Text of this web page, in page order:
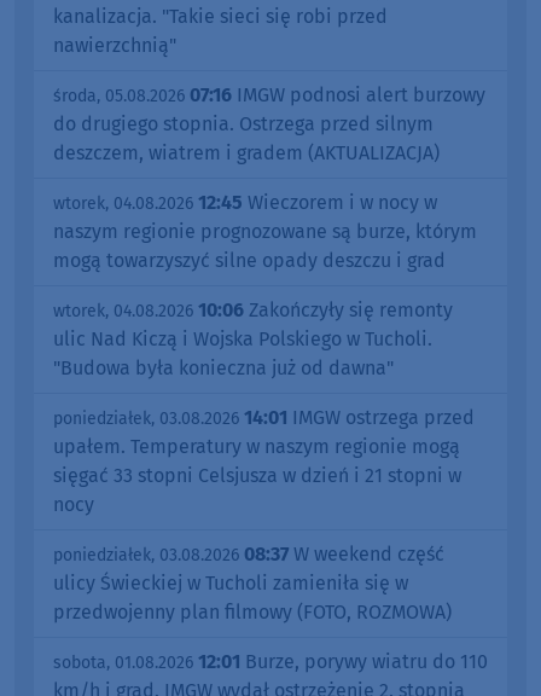
kanalizacja. "Takie sieci się robi przed
nawierzchnią"
środa, 05.08.2026 07:16 IMGW podnosi alert burzowy
do drugiego stopnia. Ostrzega przed silnym
deszczem, wiatrem i gradem (AKTUALIZACJA)
wtorek, 04.08.2026 12:45 Wieczorem i w nocy w
naszym regionie prognozowane są burze, którym
mogą towarzyszyć silne opady deszczu i grad
wtorek, 04.08.2026 10:06 Zakończyły się remonty
ulic Nad Kiczą i Wojska Polskiego w Tucholi.
"Budowa była konieczna już od dawna"
poniedziałek, 03.08.2026 14:01 IMGW ostrzega przed
upałem. Temperatury w naszym regionie mogą
sięgać 33 stopni Celsjusza w dzień i 21 stopni w
nocy
poniedziałek, 03.08.2026 08:37 W weekend część
ulicy Świeckiej w Tucholi zamieniła się w
przedwojenny plan filmowy (FOTO, ROZMOWA)
sobota, 01.08.2026 12:01 Burze, porywy wiatru do 110
km/h i grad. IMGW wydał ostrzeżenie 2. stopnia